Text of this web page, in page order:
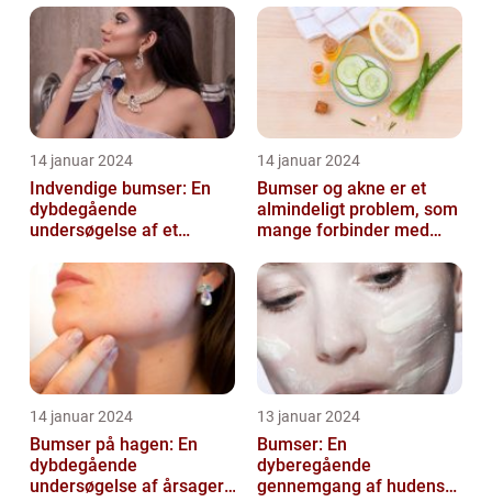
14 januar 2024
Indvendige bumser: En
dybdegående
undersøgelse af et
14 januar 2024
Bumser og akne er et
almindeligt problem, som
mange forbinder med
14 januar 2024
Bumser på hagen: En
dybdegående
undersøgelse af årsager,
13 januar 2024
Bumser: En
dyberegående
gennemgang af hudens